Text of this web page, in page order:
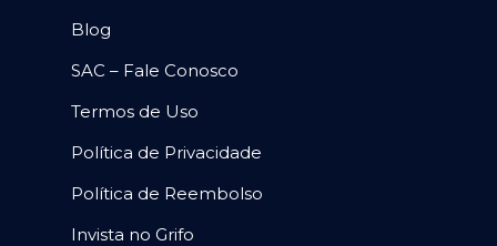
Blog
SAC – Fale Conosco
Termos de Uso
Política de Privacidade
Política de Reembolso
Invista no Grifo